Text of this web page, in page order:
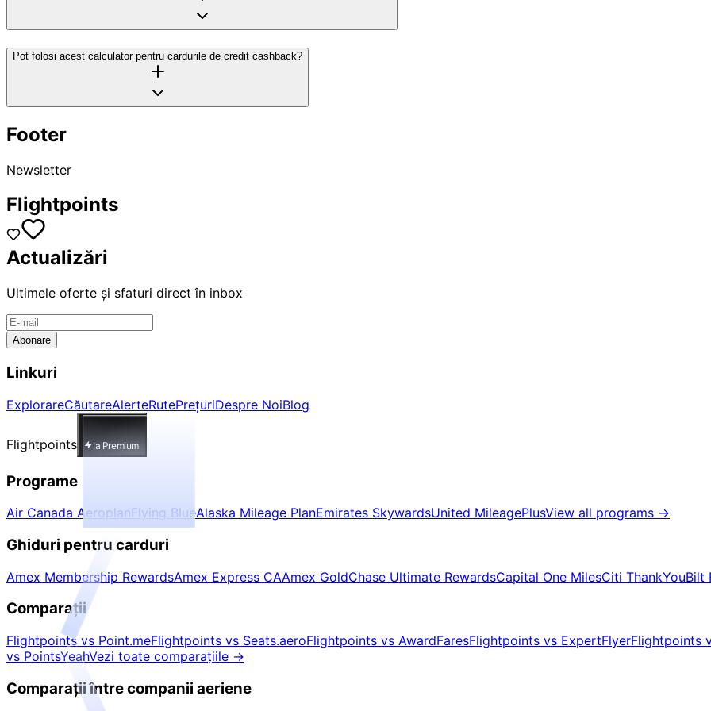
Pot folosi acest calculator pentru cardurile de credit cashback?
Footer
Newsletter
Flightpoints
Actualizări
Ultimele oferte și sfaturi direct în inbox
Abonare
Linkuri
ExplorareCăutareAlerteRutePrețuriDespre NoiBlog
Flightpoints Ia Premium
Programe
Air Canada AeroplanFlying BlueAlaska Mileage PlanEmirates SkywardsUnited MileagePlusView all programs →
Ghiduri pentru carduri
Amex Membership RewardsAmex Express CAAmex GoldChase Ultimate RewardsCapital One MilesCiti ThankYouBilt
Comparații
Flightpoints vs Point.meFlightpoints vs Seats.aeroFlightpoints vs AwardFaresFlightpoints vs ExpertFlyerFlightpoints
vs PointsYeahVezi toate comparațiile →
Comparații între companii aeriene